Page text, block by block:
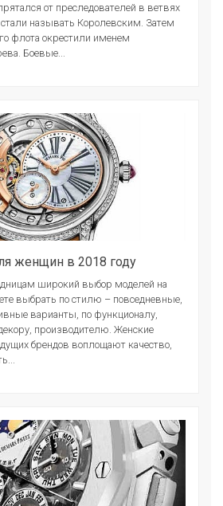
от преследователей в ветвях
называть Королевским. Затем
флота окрестили именем
Боевые...
женщин в 2018 году
широкий выбор моделей на
выбрать по стилю – повседневные,
варианты, по функционалу,
производителю. Женские
брендов воплощают качество,